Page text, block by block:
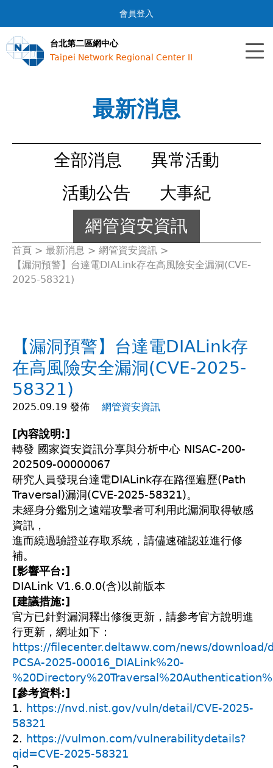
Jump to navigation
會員登入
台北第二區網中心
Taipei Network Regional Center II
最新消息
全部消息
異常活動
活動公告
大事紀
網管資安資訊
您
在
裡
首頁 > 最新消息 > 網管資安資訊 >
【漏洞預警】台達電DIALink存在高風險安全漏洞(CVE-
2025-58321)
【漏洞預警】台達電DIALink存
在高風險安全漏洞(CVE-2025-
58321)
2025.09.19 發佈 網管資安資訊
[內容說明:]
轉發 國家資安資訊分享與分析中心 NISAC-200-
202509-00000067
研究人員發現台達電DIALink存在路徑遍歷(Path
Traversal)漏洞(CVE-2025-58321)。
未經身分鑑別之遠端攻擊者可利用此漏洞取得敏感
資訊，
進而繞過驗證並存取系統，請儘速確認並進行修
補。
[影響平台:]
DIALink V1.6.0.0(含)以前版本
[建議措施:]
官方已針對漏洞釋出修復更新，請參考官方說明進
行更新，網址如下：
https://filecenter.deltaww.com/news/download/
PCSA-2025-00016_DIALink%20-
[參考資料:]
1. https://nvd.nist.gov/vuln/detail/CVE-2025-
58321
2. https://vulmon.com/vulnerabilitydetails?
qid=CVE-2025-58321